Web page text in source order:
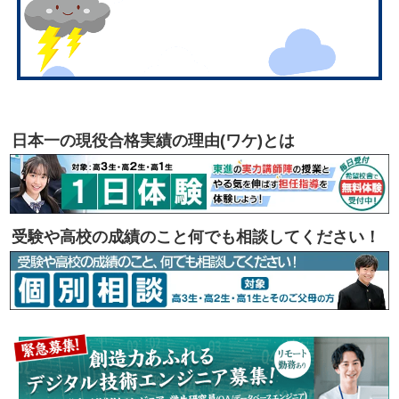
日本一の現役合格実績の理由(ワケ)とは
受験や高校の成績のこと何でも相談してください！